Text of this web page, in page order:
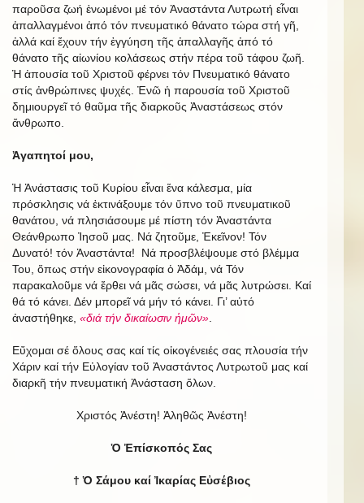
παροῦσα ζωή ἑνωμένοι μέ τόν Ἀναστάντα Λυτρωτή εἶναι
ἀπαλλαγμένοι ἀπό τόν πνευματικό θάνατο τώρα στή γῆ,
ἀλλά καί ἔχουν τήν ἐγγύηση τῆς ἀπαλλαγῆς ἀπό τό
θάνατο τῆς αἰωνίου κολάσεως στήν πέρα τοῦ τάφου ζωῆ.
Ἡ ἀπουσία τοῦ Χριστοῦ φέρνει τόν Πνευματικό θάνατο
στίς ἀνθρώπινες ψυχές. Ἐνῶ ἡ παρουσία τοῦ Χριστοῦ
δημιουργεῖ τό θαῦμα τῆς διαρκοῦς Ἀναστάσεως στόν
ἄνθρωπο.
Ἀγαπητοί μου,
Ἡ Ἀνάστασις τοῦ Κυρίου εἶναι ἕνα κάλεσμα, μία
πρόσκλησις νά ἐκτινάξουμε τόν ὕπνο τοῦ πνευματικοῦ
θανάτου, νά πλησιάσουμε μέ πίστη τόν Ἀναστάντα
Θεάνθρωπο Ἰησοῦ μας. Νά ζητοῦμε, Ἐκεῖνον! Τόν
Δυνατό! τόν Ἀναστάντα! Νά προσβλέψουμε στό βλέμμα
Του, ὅπως στήν εἰκονογραφία ὁ Ἀδάμ, νά Τόν
παρακαλοῦμε νά ἔρθει νά μᾶς σώσει, νά μᾶς λυτρώσει. Καί
θά τό κάνει. Δέν μπορεῖ νά μήν τό κάνει. Γι’ αὐτό
ἀναστήθηκε, «διά τήν δικαίωσιν ἡμῶν»
Εὔχομαι σέ ὅλους σας καί τίς οἰκογένειές σας πλουσία τήν
Χάριν καί τήν Εὐλογίαν τοῦ Ἀναστάντος Λυτρωτοῦ μας καί
διαρκῆ τήν πνευματική Ἀνάσταση ὅλων.
Χριστός Ἀνέστη! Ἀληθῶς Ἀνέστη!
Ὁ Ἐπίσκοπός Σας
† Ὁ Σάμου καί Ἰκαρίας Εὐσέβιος